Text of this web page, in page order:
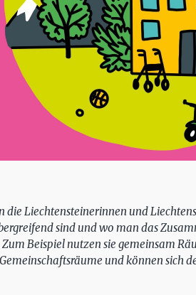
die Liechtensteinerinnen und
sind und wo man das
Beispiel nutzen sie gemeinsam
und können sich